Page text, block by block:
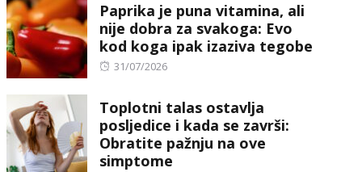
Paprika je puna vitamina, ali
nije dobra za svakoga: Evo
kod koga ipak izaziva tegobe
Posted
31/07/2026
Toplotni talas ostavlja
posljedice i kada se završi:
Obratite pažnju na ove
simptome